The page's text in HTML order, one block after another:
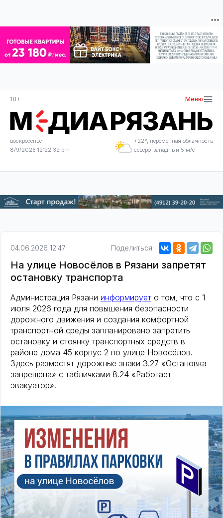
18+ Меню
воскресенье
8/9/2026 12:22:33 pm
+22°, переменная облачность
северо-западный 5 м/с
04.06.2026 12:47 Поделиться:
На улице Новосёлов в Рязани запретят
остановку транспорта
Администрация Рязани информирует о том, что с 1
июля 2026 года для повышения безопасности
дорожного движения и создания комфортной
транспортной среды запланировано запретить
остановку и стоянку транспортных средств в
районе дома 45 корпус 2 по улице Новосёлов.
Здесь разместят дорожные знаки 3.27 «Остановка
запрещена» с табличками 8.24 «Работает
эвакуатор».